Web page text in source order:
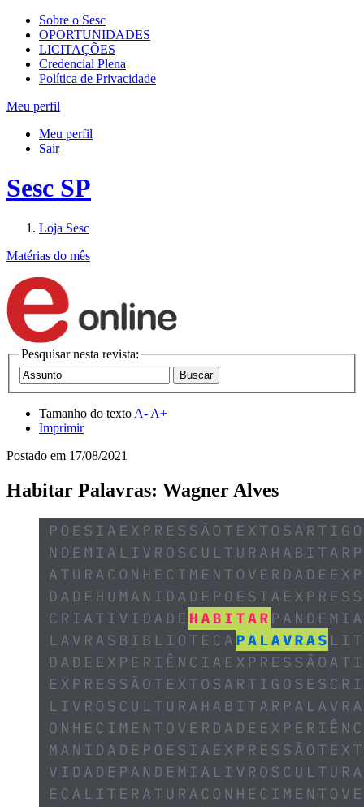
Sobre o Sesc
OPORTUNIDADES
LICITAÇÕES
Credencial Plena
Política de Privacidade
Meu perfil
Meu perfil
Sair
Sesc SP
Loja Sesc
Matérias do mês
Pesquisar nesta revista:
Tamanho do texto A- A+
Imprimir
Postado em 17/08/2021
Habitar Palavras: Wagner Alves